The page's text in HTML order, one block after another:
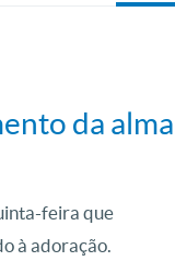
da alma
feira que
à adoração.